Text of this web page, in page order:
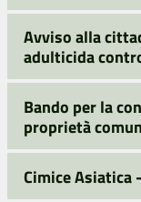
Avviso alla
adulticida
Bando per la
proprietà
Cimice Asiatica